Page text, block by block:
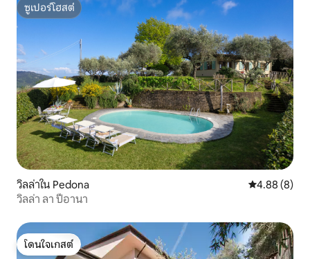
ซูเปอร์โฮสต์
ซูเปอร์โฮสต์
วิลล่าใน Pedona คะแนนเฉลี่ย
4.88 (8)
วิลล่า ลา ปีอานา
โดนใจเกสต์
โดนใจเกสต์